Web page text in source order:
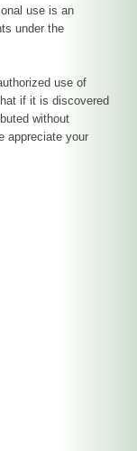
use is an
under the
use of
if it is discovered
without
appreciate your